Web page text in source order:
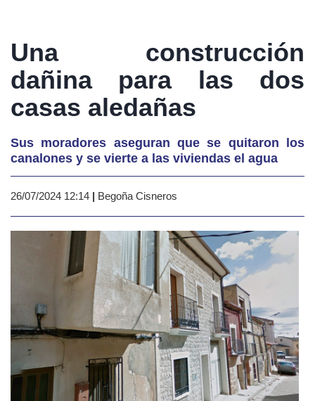
Una construcción
dañina para las dos
casas aledañas
Sus moradores aseguran que se quitaron los
canalones y se vierte a las viviendas el agua
26/07/2024 12:14 | Begoña Cisneros